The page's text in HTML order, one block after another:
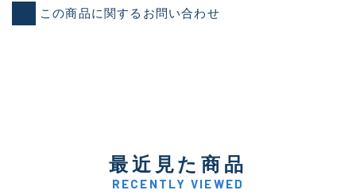
この商品に関するお問い合わせ
最近見た商品
RECENTLY VIEWED